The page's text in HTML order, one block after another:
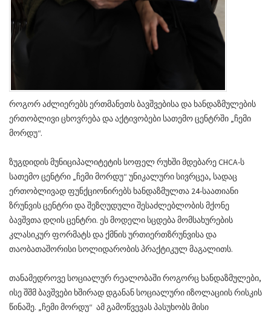
როგორ აძლიერებს ერთმანეთს ბავშვებისა და ხანდაზმულების
ერთობლივი ცხოვრება და აქტივობები სათემო ცენტრში „ჩემი
მორდუ“.
ზუგდიდის მუნიციპალიტეტის სოფელ რუხში მდებარე CHCA-ს
სათემო ცენტრი „ჩემი მორდუ“ უნიკალური სივრცეა, სადაც
ერთობლივად ფუნქციონირებს ხანდაზმულთა 24-საათიანი
ზრუნვის ცენტრი და შეზღუდული შესაძლებლობის მქონე
ბავშვთა დღის ცენტრი. ეს მოდელი სცდება მომსახურების
კლასიკურ ფორმატს და ქმნის ურთიერთზრუნვისა და
თაობათაშორისი სოლიდარობის პრაქტიკულ მაგალითს.
თანამედროვე სოციალურ რეალობაში როგორც ხანდაზმულები,
ისე შშმ ბავშვები ხშირად დგანან სოციალური იზოლაციის რისკის
წინაშე. „ჩემი მორდუ“ ამ გამოწვევას პასუხობს მისი